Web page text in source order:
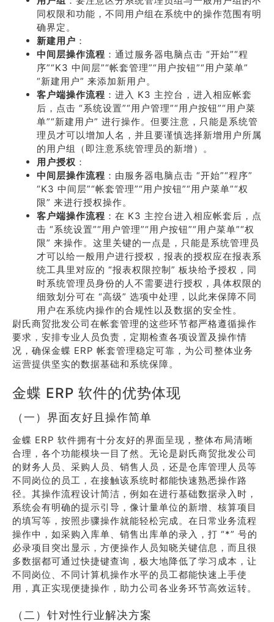
同权限和功能，不同用户组在系统中的操作范围有明
确界定。
新建用户 ：
中间层操作流程 ：通过服务器电脑点击 “开始”“程
序”“K3 中间层”“帐套管理”“用户按钮”“用户菜单”
“新建用户” 来添加新用户。
客户端操作流程 ：进入 K3 主控台，进入相应帐套
后，点击 “系统设置”“用户管理”“用户按钮”“用户菜
单”“新建用户” 进行操作。但要注意，只能是系统管
理员才可以增加人名，并且要谨慎选择新增用户所属
的用户组（即注意系统管理员的新增）。
用户授权 ：
中间层操作流程 ：由服务器电脑点击 “开始”“程序”
“K3 中间层”“帐套管理”“用户按钮”“用户菜单”“权
限” 来进行授权操作。
客户端操作流程 ：在 K3 主控台进入相应帐套后，点
击 “系统设置”“用户管理”“用户按钮”“用户菜单”“权
限” 来操作。这里关键的一点是，只能是系统管理员
才可以给一般用户进行授权，报表的授权应在报表系
统工具里对应的 “报表权限控制” 板块给予授权，同
时系统管理员身份的人不需要进行授权，具体权限的
细致划分可在 “高级” 选项中处理，以此来保障不同
用户在系统内操作的合规性以及数据的安全性。
尉氏商贸批发公司在帐套管理的这些环节都严格遵循操作
要求，安排专业人员负责，定期检查各项设置及操作情
况，确保金蝶 ERP 帐套管理稳定可靠，为公司整体业务
运营提供坚实的数据基础和系统保障。
金蝶 ERP 软件的优势体现
（一）界面友好且操作简单
金蝶 ERP 软件拥有十分友好的界面呈现，整体布局清晰
合理，各个功能模块一目了然。无论是尉氏商贸批发公司
的财务人员、采购人员、销售人员，还是仓库管理人员等
不同岗位的员工，在接触该系统时都能快速熟悉操作路
径。其操作流程设计简洁，例如在进行基础数据录入时，
系统会有明确的提示引导，像计量单位的新增、核算项目
的填写等，按照步骤操作就能轻松完成。在日常业务流程
操作中，如采购入库单、销售出库单的录入，打 “*” 号的
必录项目突出显示，方便操作人员知晓关键信息，而且很
多数据都可通过快捷键查询，极大地降低了学习成本，让
不同岗位、不同计算机操作水平的员工都能快速上手使
用，真正实现便捷操作，助力公司各业务环节高效运转。
（二）针对性行业解决方案